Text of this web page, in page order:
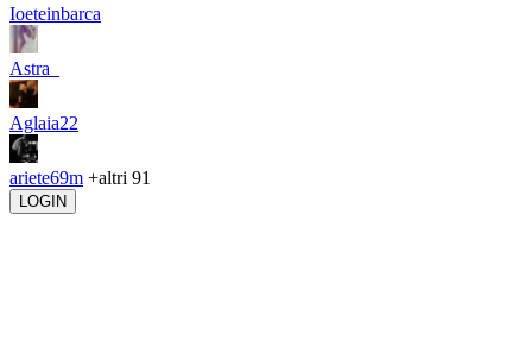
Ioeteinbarca
Astra_
Aglaia22
ariete69m +altri 91
LOGIN